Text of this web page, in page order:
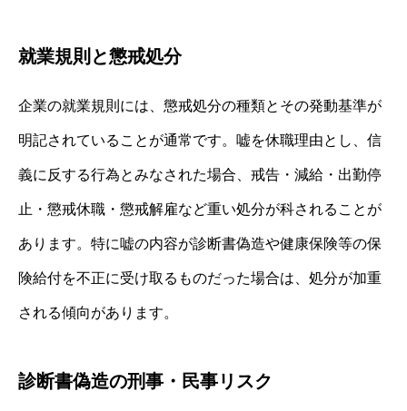
就業規則と懲戒処分
企業の就業規則には、懲戒処分の種類とその発動基準が
明記されていることが通常です。嘘を休職理由とし、信
義に反する行為とみなされた場合、戒告・減給・出勤停
止・懲戒休職・懲戒解雇など重い処分が科されることが
あります。特に嘘の内容が診断書偽造や健康保険等の保
険給付を不正に受け取るものだった場合は、処分が加重
される傾向があります。
診断書偽造の刑事・民事リスク